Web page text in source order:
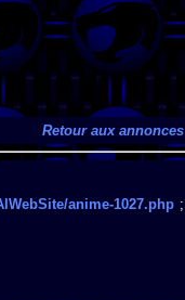
Retour aux annonces
anime-1027.php ;